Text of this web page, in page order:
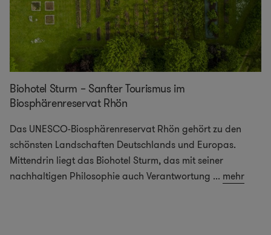
Biohotel Sturm – Sanfter Tourismus im
Biosphärenreservat Rhön
Das UNESCO-Biosphärenreservat Rhön gehört zu den
schönsten Landschaften Deutschlands und Europas.
Mittendrin liegt das Biohotel Sturm, das mit seiner
nachhaltigen Philosophie auch Verantwortung ... mehr